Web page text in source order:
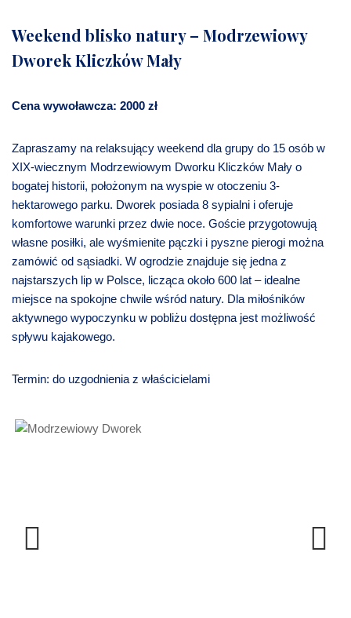
Weekend blisko natury – Modrzewiowy
Dworek Kliczków Mały
Cena wywoławcza: 2000 zł
Zapraszamy na relaksujący weekend dla grupy do 15 osób w
XIX-wiecznym Modrzewiowym Dworku Kliczków Mały o
bogatej historii, położonym na wyspie w otoczeniu 3-
hektarowego parku. Dworek posiada 8 sypialni i oferuje
komfortowe warunki przez dwie noce. Goście przygotowują
własne posiłki, ale wyśmienite pączki i pyszne pierogi można
zamówić od sąsiadki. W ogrodzie znajduje się jedna z
najstarszych lip w Polsce, licząca około 600 lat – idealne
miejsce na spokojne chwile wśród natury. Dla miłośników
aktywnego wypoczynku w pobliżu dostępna jest możliwość
spływu kajakowego.
Termin: do uzgodnienia z właścicielami